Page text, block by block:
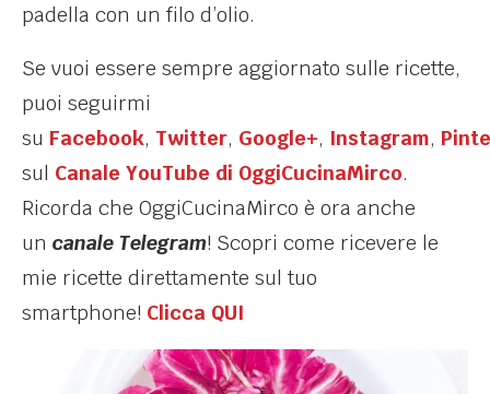
padella con un filo d’olio.
Se vuoi essere sempre aggiornato sulle ricette,
puoi seguirmi
su Facebook, Twitter, Google+, Instagram,
sul Canale YouTube di OggiCucinaMirco.
Ricorda che OggiCucinaMirco è ora anche
un canale Telegram! Scopri come ricevere le
mie ricette direttamente sul tuo
smartphone! Clicca QUI